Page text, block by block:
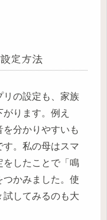
定方法
リの設定も、家族
ります。例え
分かりやすいも
。私の母はスマ
をしたことで「鳴
つかみました。使
試してみるのも大